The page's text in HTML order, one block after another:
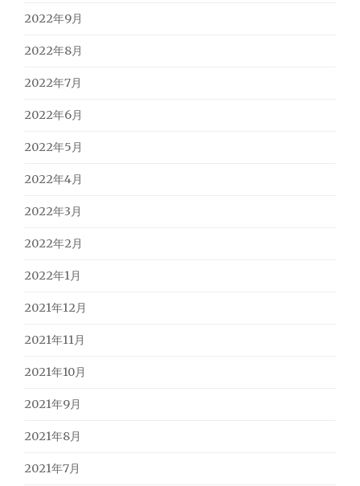
2022年9月
2022年8月
2022年7月
2022年6月
2022年5月
2022年4月
2022年3月
2022年2月
2022年1月
2021年12月
2021年11月
2021年10月
2021年9月
2021年8月
2021年7月